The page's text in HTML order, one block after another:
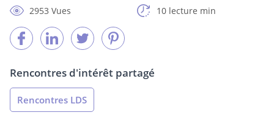
2953 Vues
10 lecture min
Rencontres d'intérêt partagé
Rencontres LDS